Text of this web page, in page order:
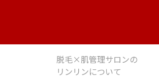
脱毛×肌管理サロンの
リンリンについて